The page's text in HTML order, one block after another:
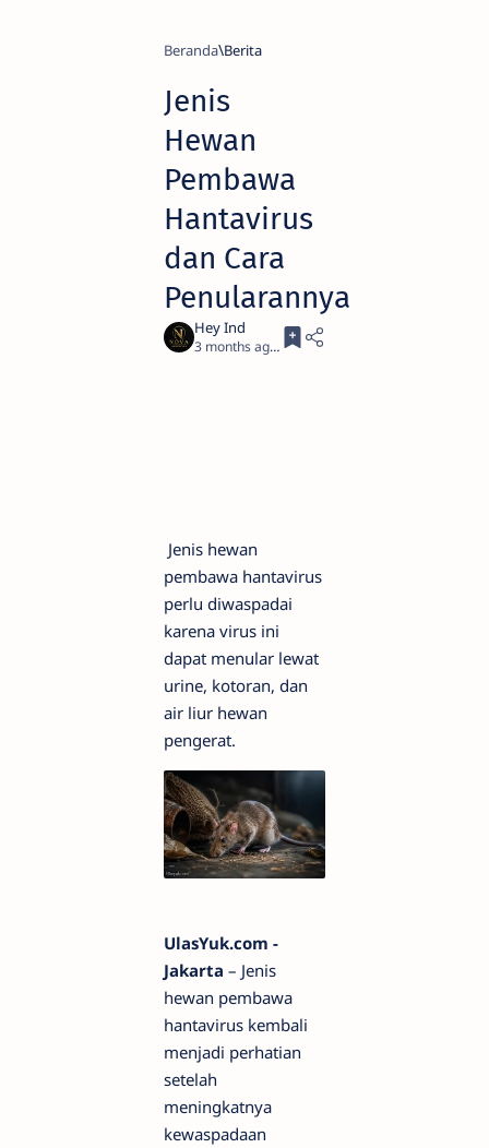
Beranda Berita
Jenis
Hewan
Pembawa
Hantavirus
dan Cara
Penularannya
3 months ago 3
Jenis hewan
pembawa hantavirus
perlu diwaspadai
karena virus ini
dapat menular lewat
urine, kotoran, dan
air liur hewan
pengerat.
UlasYuk.com -
Jakarta – Jenis
hewan pembawa
hantavirus kembali
menjadi perhatian
setelah
meningkatnya
kewaspadaan